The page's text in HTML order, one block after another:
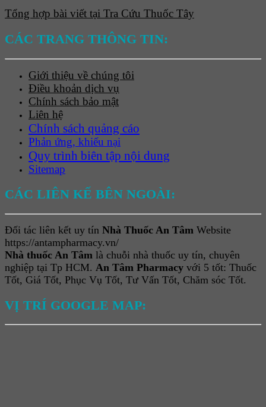
Tổng hợp bài viết tại Tra Cứu Thuốc Tây
CÁC TRANG THÔNG TIN:
Giới thiệu về chúng tôi
Điều khoản dịch vụ
Chính sách bảo mật
Liên hệ
Chính sách quảng cáo
Phản ứng, khiếu nại
Quy trình biên tập nội dung
Sitemap
CÁC LIÊN KẾ BÊN NGOÀI:
Đối tác liên kết uy tín Nhà Thuốc An Tâm Website
https://antampharmacy.vn/
Nhà thuốc An Tâm là chuỗi nhà thuốc uy tín, chuyên
nghiệp tại Tp HCM. An Tâm Pharmacy với 5 tốt: Thuốc
Tốt, Giá Tốt, Phục Vụ Tốt, Tư Vấn Tốt, Chăm sóc Tốt.
VỊ TRÍ GOOGLE MAP: